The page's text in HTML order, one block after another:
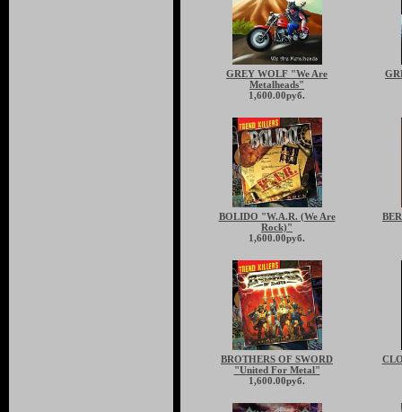
GREY WOLF "We Are
Metalheads"
1,600.00руб.
BOLIDO "W.A.R. (We Are
Rock)"
1,600.00руб.
BROTHERS OF SWORD
"United For Metal"
1,600.00руб.